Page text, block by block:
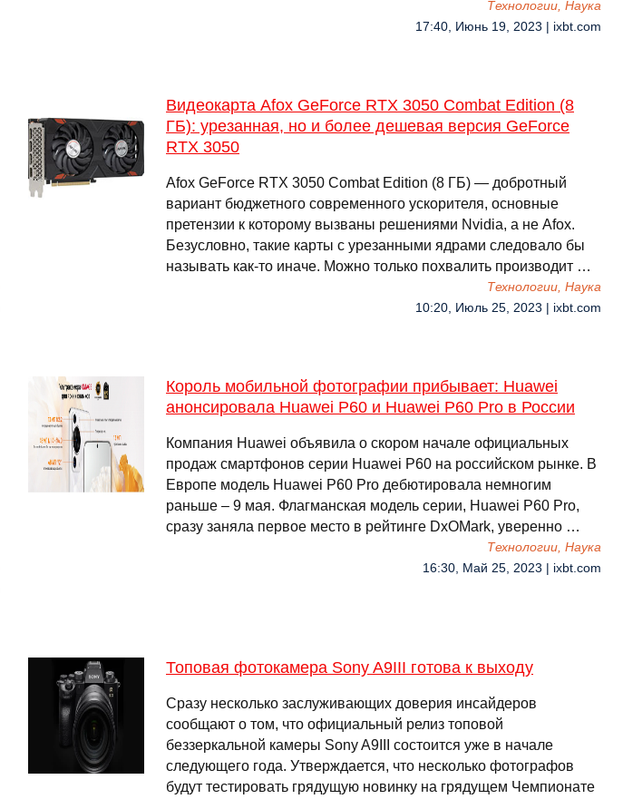
Технологии, Наука
17:40, Июнь 19, 2023 | ixbt.com
Видеокарта Afox GeForce RTX 3050 Combat Edition (8
ГБ): урезанная, но и более дешевая версия GeForce
RTX 3050
Afox GeForce RTX 3050 Combat Edition (8 ГБ) — добротный
вариант бюджетного современного ускорителя, основные
претензии к которому вызваны решениями Nvidia, а не Afox.
Безусловно, такие карты с урезанными ядрами следовало бы
называть как-то иначе. Можно только похвалить производит …
Технологии, Наука
10:20, Июль 25, 2023 | ixbt.com
Король мобильной фотографии прибывает: Huawei
анонсировала Huawei P60 и Huawei P60 Pro в России
Компания Huawei объявила о скором начале официальных
продаж смартфонов серии Huawei P60 на российском рынке. В
Европе модель Huawei P60 Pro дебютировала немногим
раньше – 9 мая. Флагманская модель серии, Huawei P60 Pro,
сразу заняла первое место в рейтинге DxOMark, уверенно …
Технологии, Наука
16:30, Май 25, 2023 | ixbt.com
Топовая фотокамера Sony A9III готова к выходу
Сразу несколько заслуживающих доверия инсайдеров
сообщают о том, что официальный релиз топовой
беззеркальной камеры Sony A9III состоится уже в начале
следующего года. Утверждается, что несколько фотографов
будут тестировать грядущую новинку на грядущем Чемпионате